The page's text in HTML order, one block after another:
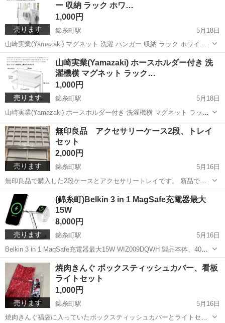
売ります
ー 収納 ラック ホワ…
1,000円
錦糸町駅
5月18日
山崎実業(Yamazaki) マグネット 洗濯 ハンガー 収納 ラック ホワイト
約W6XD8.5XH26cm タワー 洗濯機横 ランドリー フック付 1000円で
お譲りします。 お値引き依頼受け付けいたしません。 ...
東京 墨田区 錦糸町駅 マグネット
売ります
山崎実業(Yamazaki) ホースホルダー付き 洗
濯機横 マグネット ラック…
1,000円
錦糸町駅
5月18日
山崎実業(Yamazaki) ホースホルダー付き 洗濯機横 マグネット ラック
ホワイト 約W28XD12XH18.5cm タワー 給水ホースが収納できる ラン
ドリーサイドラック 5ヶ月使いました。 洗濯機処分のため不要...
東京 墨田区 錦糸町駅 洗濯用品
売ります
無印良品 アクセサリーケース2段、トレイ
セット
2,000円
錦糸町駅
5月16日
無印良品で購入した2段ケースとアクセサリートレイです。 新品で購
入していたため全部で6,150円かかりました。 1年ほど使いましたが、
次の家の家具と合わせるのが難しく、 普段からあまり使ってないこと
もある安価でお譲りします。...
東京 錦糸町駅
売ります
(錦糸町)Belkin 3 in 1 MagSafe充電器最大
15W
8,000円
錦糸町駅
5月16日
Belkin 3 in 1 MagSafe充電器最大15W WIZ009DQWH 製品本体、40W
AC電源アダプターです。 箱は無くしたためございません。 3ヶ月ほど
使いましたが、アップルウォッチを無くしたことをきっかけ...
東京 墨田区 錦糸町駅 その他
売ります
焼肉きんぐ ボックスティッシュカバー、看板
ライトセット
1,000円
錦糸町駅
5月16日
焼肉きんぐ福袋に入っていたボックスティッシュカバーとライトセッ